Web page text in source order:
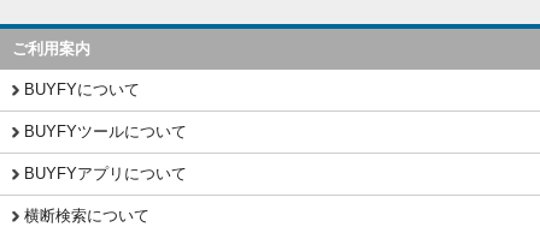
ご利用案内
BUYFYについて
BUYFYツールについて
BUYFYアプリについて
横断検索について